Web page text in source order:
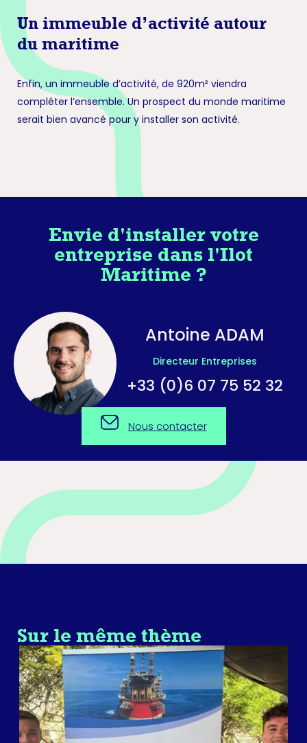
Un immeuble d’activité autour
du maritime
Enfin, un immeuble d’activité, de 920m² viendra
compléter l’ensemble. Un prospect du monde maritime
serait bien avancé pour y installer son activité.
Envie d'installer votre
entreprise dans l'Ilot
Maritime ?
Antoine ADAM
Directeur Entreprises
+33 (0)6 07 75 52 32
Nous contacter
Sur le même thème